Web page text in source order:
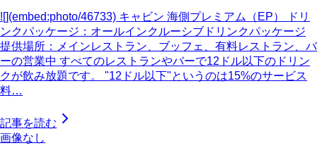
![](embed:photo/46733) キャビン 海側プレミアム（EP） ドリ
ンクパッケージ：オールインクルーシブドリンクパッケージ
提供場所：メインレストラン、ブッフェ、有料レストラン、バ
ーの営業中 すべてのレストランやバーで12ドル以下のドリン
クが飲み放題です。 "12ドル以下"というのは15%のサービス
料…
記事を読む
画像なし